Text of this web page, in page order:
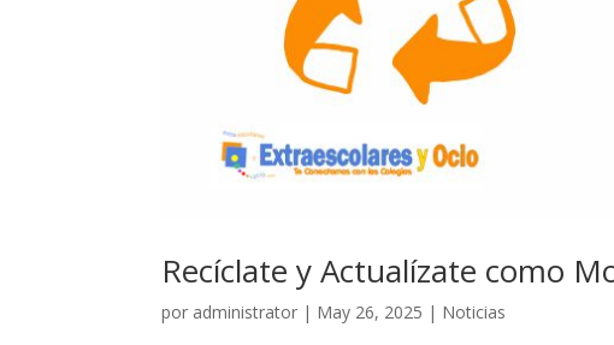
Recíclate y Actualízate como
por administrator | May 26, 2025 | Noticias